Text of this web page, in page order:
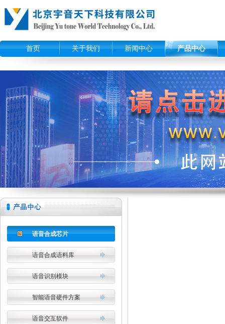
首页 关于我们 新闻中心 产品中心
语音合成芯片
语音合成语料库
语音识别模块
智能语音硬件方案
语音交互软件